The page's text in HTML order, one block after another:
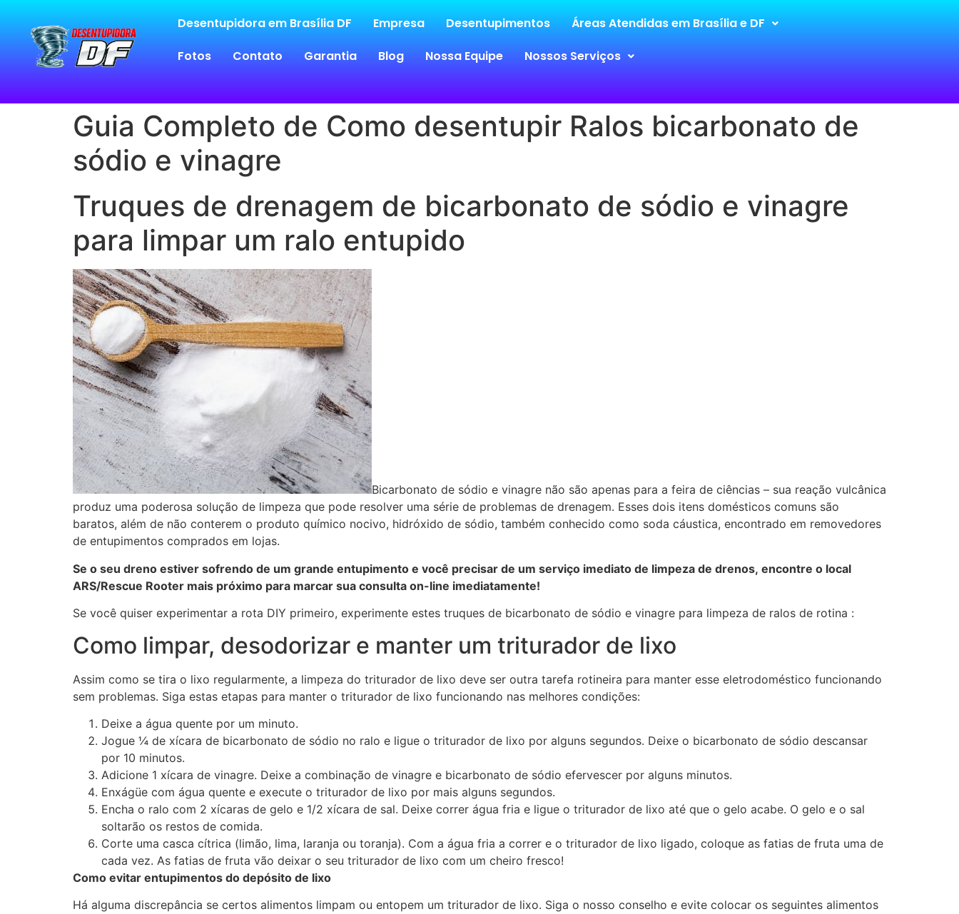
Desentupidora em Brasília DF Empresa Desentupimentos
Áreas Atendidas em Brasília e DF
Fotos
Contato Garantia Blog Nossa Equipe Nossos Serviços
Guia Completo de Como desentupir Ralos bicarbonato de
sódio e vinagre
Truques de drenagem de bicarbonato de sódio e vinagre
para limpar um ralo entupido
Bicarbonato de sódio e vinagre não são apenas para a feira de ciências – sua reação vulcânica
produz uma poderosa solução de limpeza que pode resolver uma série de problemas de drenagem. Esses dois itens domésticos comuns são
baratos, além de não conterem o produto químico nocivo, hidróxido de sódio, também conhecido como soda cáustica, encontrado em removedores
de entupimentos comprados em lojas.
Se o seu dreno estiver sofrendo de um grande entupimento e você precisar de um serviço imediato de limpeza de drenos, encontre o local
ARS/Rescue Rooter mais próximo para marcar sua consulta on-line imediatamente!
Se você quiser experimentar a rota DIY primeiro, experimente estes truques de bicarbonato de sódio e vinagre para limpeza de ralos de rotina :
Como limpar, desodorizar e manter um triturador de lixo
Assim como se tira o lixo regularmente, a limpeza do triturador de lixo deve ser outra tarefa rotineira para manter esse eletrodoméstico funcionando
sem problemas. Siga estas etapas para manter o triturador de lixo funcionando nas melhores condições:
Deixe a água quente por um minuto.
Jogue ¼ de xícara de bicarbonato de sódio no ralo e ligue o triturador de lixo por alguns segundos. Deixe o bicarbonato de sódio descansar
por 10 minutos.
Adicione 1 xícara de vinagre. Deixe a combinação de vinagre e bicarbonato de sódio efervescer por alguns minutos.
Enxágüe com água quente e execute o triturador de lixo por mais alguns segundos.
Encha o ralo com 2 xícaras de gelo e 1/2 xícara de sal. Deixe correr água fria e ligue o triturador de lixo até que o gelo acabe. O gelo e o sal
soltarão os restos de comida.
Corte uma casca cítrica (limão, lima, laranja ou toranja). Com a água fria a correr e o triturador de lixo ligado, coloque as fatias de fruta uma de
cada vez. As fatias de fruta vão deixar o seu triturador de lixo com um cheiro fresco!
Como evitar entupimentos do depósito de lixo
Há alguma discrepância se certos alimentos limpam ou entopem um triturador de lixo. Siga o nosso conselho e evite colocar os seguintes alimentos